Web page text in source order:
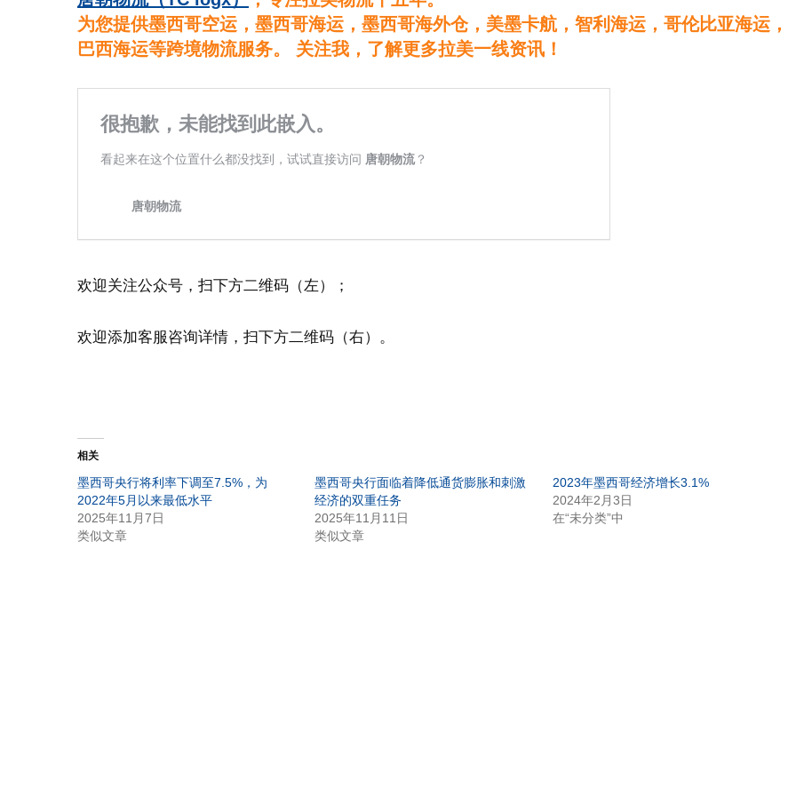
为您提供墨西哥空运，墨西哥海运，墨西哥海外仓，美墨卡航，智利海运，哥伦比亚海运，
巴西海运等跨境物流服务。 关注我，了解更多拉美一线资讯！
欢迎关注公众号，扫下方二维码（左）；
欢迎添加客服咨询详情，扫下方二维码（右）。
相关
墨西哥央行将利率下调至7.5%，为
2022年5月以来最低水平
2025年11月7日
类似文章
墨西哥央行面临着降低通货膨胀和刺激
经济的双重任务
2025年11月11日
类似文章
2023年墨西哥经济增长3.1%
2024年2月3日
在“未分类”中